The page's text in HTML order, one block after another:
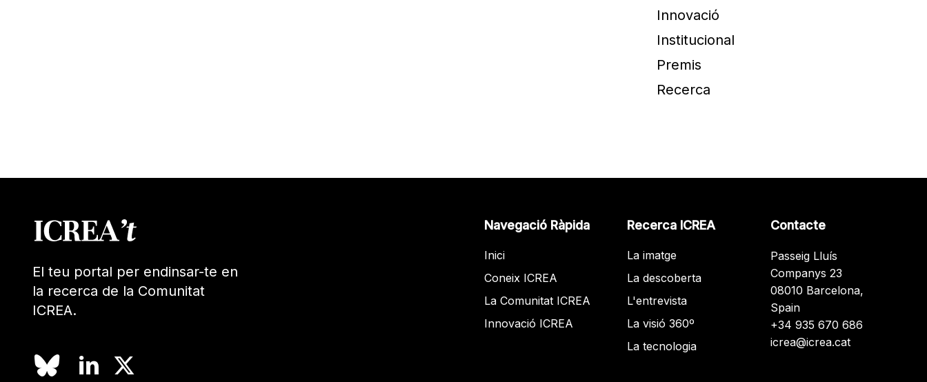
Innovació
Institucional
Premis
Recerca
El teu portal per endinsar-te en
la recerca de la Comunitat
ICREA.
Navegació Ràpida
Inici
Coneix ICREA
La Comunitat ICREA
Innovació ICREA
Recerca ICREA
La imatge
La descoberta
L'entrevista
La visió 360º
La tecnologia
Contacte
Passeig Lluís
Companys 23
08010 Barcelona,
Spain
+34 935 670 686
icrea@icrea.cat